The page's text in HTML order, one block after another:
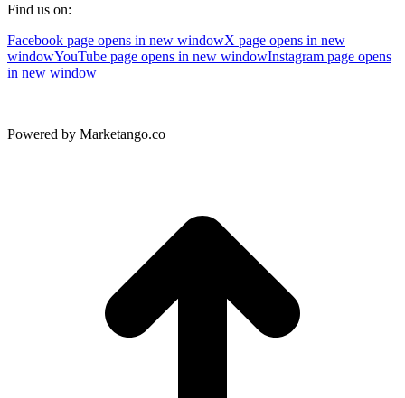
Find us on:
Facebook page opens in new windowX page opens in new
windowYouTube page opens in new windowInstagram page opens
in new window
Powered by Marketango.co